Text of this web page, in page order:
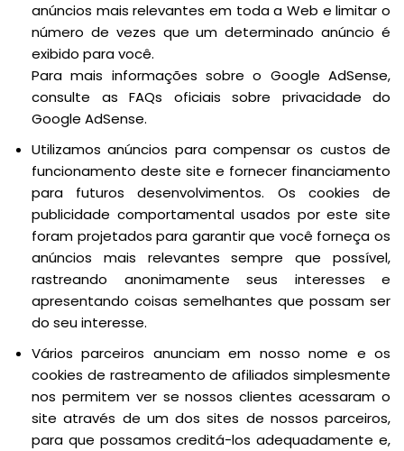
anúncios mais relevantes em toda a Web e limitar o
número de vezes que um determinado anúncio é
exibido para você.
Para mais informações sobre o Google AdSense,
consulte as FAQs oficiais sobre privacidade do
Google AdSense.
Utilizamos anúncios para compensar os custos de
funcionamento deste site e fornecer financiamento
para futuros desenvolvimentos. Os cookies de
publicidade comportamental usados por este site
foram projetados para garantir que você forneça os
anúncios mais relevantes sempre que possível,
rastreando anonimamente seus interesses e
apresentando coisas semelhantes que possam ser
do seu interesse.
Vários parceiros anunciam em nosso nome e os
cookies de rastreamento de afiliados simplesmente
nos permitem ver se nossos clientes acessaram o
site através de um dos sites de nossos parceiros,
para que possamos creditá-los adequadamente e,